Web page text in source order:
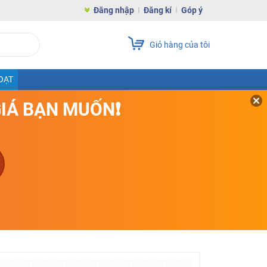
Đăng nhập Đăng kí Góp ý
Giỏ hàng của tôi
BẠN MUỐN❗